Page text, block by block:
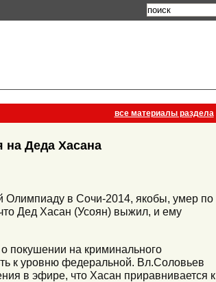
все материалы раздела
на Деда Хасана
Олимпиаду в Сочи-2014, якобы, умер по
Дед Хасан (Усоян) выжил, и ему
покушении на криминального
к уровню федеральной. Вл.Соловьев
в эфире, что Хасан приравнивается к